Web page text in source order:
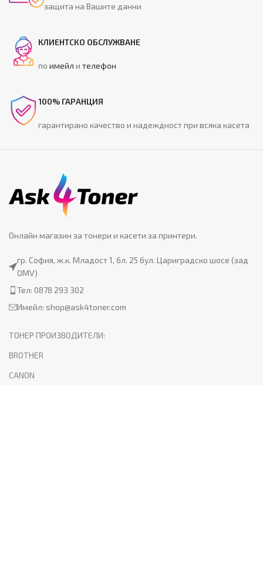
защита на Вашите данни
КЛИЕНТСКО ОБСЛУЖВАНЕ
поимейл ителефон
100% ГАРАНЦИЯ
гарантирано качество и надеждност при всяка касета
Онлайн магазин за тонери и касети за принтери.
гр. София, ж.к. Младост 1, бл. 25 бул. Цариградско шосе (зад
OMV)
Тел: 0878 293 302
Имейл: shop@ask4toner.com
ТОНЕР ПРОИЗВОДИТЕЛИ:
BROTHER
CANON